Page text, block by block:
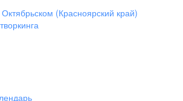
(Красноярский край)